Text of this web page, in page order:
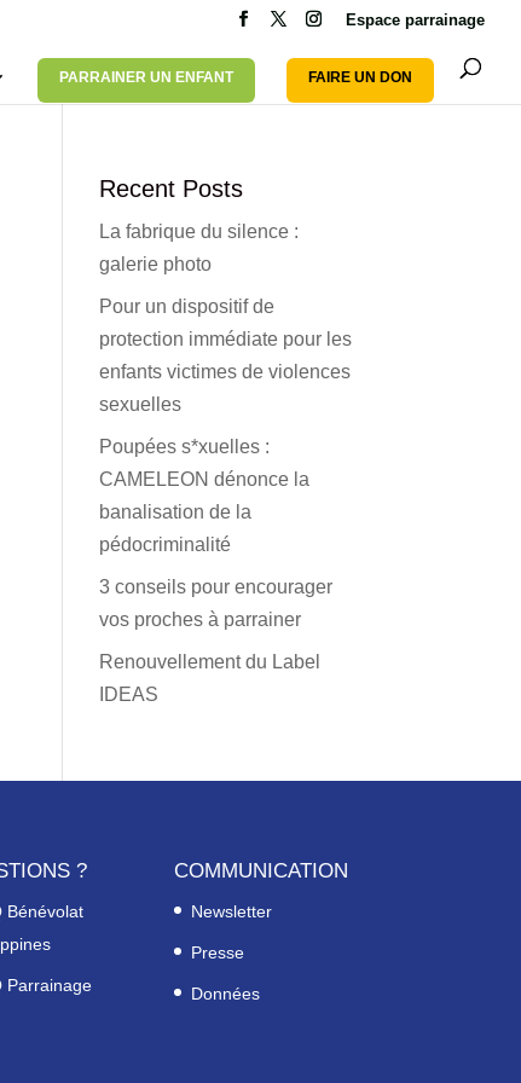
Espace parrainage
PARRAINER UN ENFANT FAIRE UN DON
Recent Posts
La fabrique du silence :
galerie photo
Pour un dispositif de
protection immédiate pour les
enfants victimes de violences
sexuelles
Poupées s*xuelles :
CAMELEON dénonce la
banalisation de la
pédocriminalité
3 conseils pour encourager
vos proches à parrainer
Renouvellement du Label
IDEAS
?
Bénévolat
Parrainage
COMMUNICATION
Newsletter
Presse
Données